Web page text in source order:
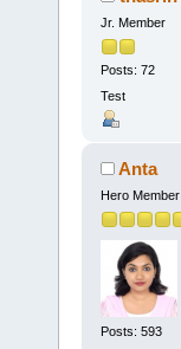
Jr. Member
Posts: 72
Test
Anta
Hero Member
Posts: 593